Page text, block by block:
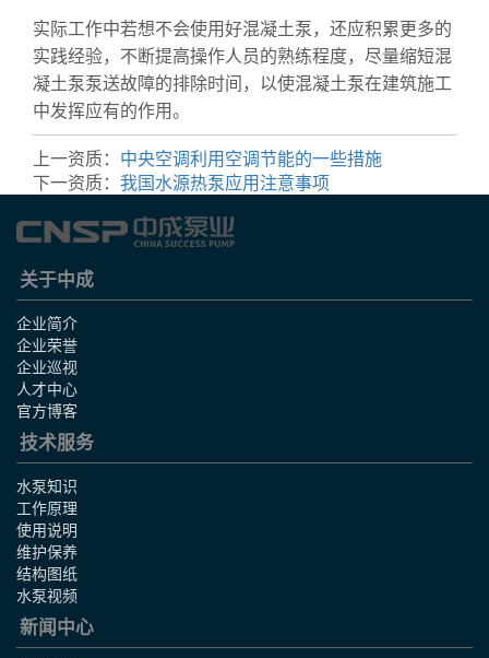
实际工作中若想不会使用好混凝土泵，还应积累更多的
实践经验，不断提高操作人员的熟练程度，尽量缩短混
凝土泵泵送故障的排除时间，以使混凝土泵在建筑施工
中发挥应有的作用。
上一资质： 中央空调利用空调节能的一些措施
下一资质： 我国水源热泵应用注意事项
关于中成
企业简介
企业荣誉
企业巡视
人才中心
官方博客
技术服务
水泵知识
工作原理
使用说明
维护保养
结构图纸
水泵视频
新闻中心